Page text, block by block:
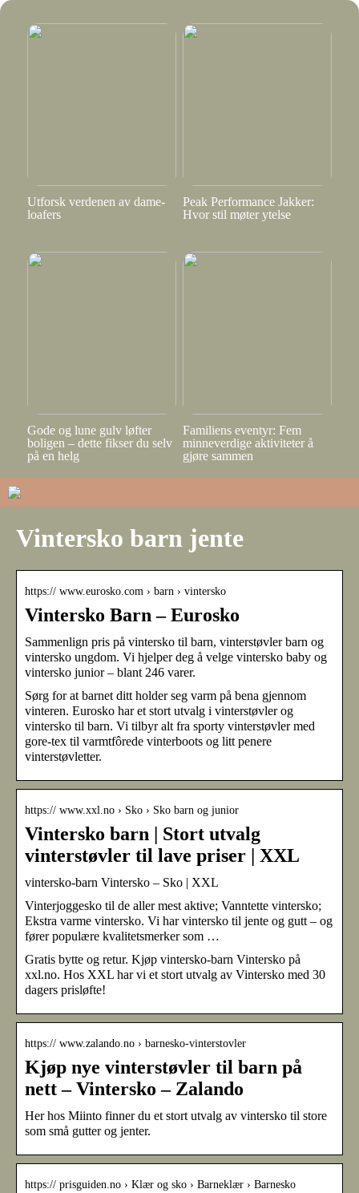
Utforsk verdenen av dame-
loafers
Peak Performance Jakker:
Hvor stil møter ytelse
Gode og lune gulv løfter
boligen – dette fikser du selv
på en helg
Familiens eventyr: Fem
minneverdige aktiviteter å
gjøre sammen
Vintersko barn jente
https:// www.eurosko.com › barn › vintersko
Vintersko Barn – Eurosko
Sammenlign pris på vintersko til barn, vinterstøvler barn og
vintersko ungdom. Vi hjelper deg å velge vintersko baby og
vintersko junior – blant 246 varer.
Sørg for at barnet ditt holder seg varm på bena gjennom
vinteren. Eurosko har et stort utvalg i vinterstøvler og
vintersko til barn. Vi tilbyr alt fra sporty vinterstøvler med
gore-tex til varmtfôrede vinterboots og litt penere
vinterstøvletter.
https:// www.xxl.no › Sko › Sko barn og junior
Vintersko barn | Stort utvalg
vinterstøvler til lave priser | XXL
vintersko-barn Vintersko – Sko | XXL
Vinterjoggesko til de aller mest aktive; Vanntette vintersko;
Ekstra varme vintersko. Vi har vintersko til jente og gutt – og
fører populære kvalitetsmerker som …
Gratis bytte og retur. Kjøp vintersko-barn Vintersko på
xxl.no. Hos XXL har vi et stort utvalg av Vintersko med 30
dagers prisløfte!
https:// www.zalando.no › barnesko-vinterstovler
Kjøp nye vinterstøvler til barn på
nett – Vintersko – Zalando
Her hos Miinto finner du et stort utvalg av vintersko til store
som små gutter og jenter.
https:// prisguiden.no › Klær og sko › Barneklær › Barnesko